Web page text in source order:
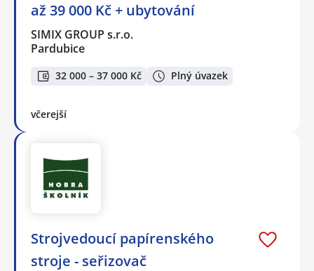
až 39 000 Kč + ubytování
SIMIX GROUP s.r.o.
Pardubice
32 000 – 37 000 Kč Plný úvazek
včerejší
Strojvedoucí papírenského
stroje - seřizovač